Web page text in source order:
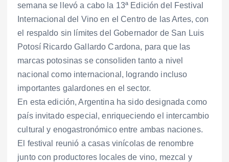
semana se llevó a cabo la 13ª Edición del Festival
Internacional del Vino en el Centro de las Artes, con
el respaldo sin límites del Gobernador de San Luis
Potosí Ricardo Gallardo Cardona, para que las
marcas potosinas se consoliden tanto a nivel
nacional como internacional, logrando incluso
importantes galardones en el sector.
En esta edición, Argentina ha sido designada como
país invitado especial, enriqueciendo el intercambio
cultural y enogastronómico entre ambas naciones.
El festival reunió a casas vinícolas de renombre
junto con productores locales de vino, mezcal y